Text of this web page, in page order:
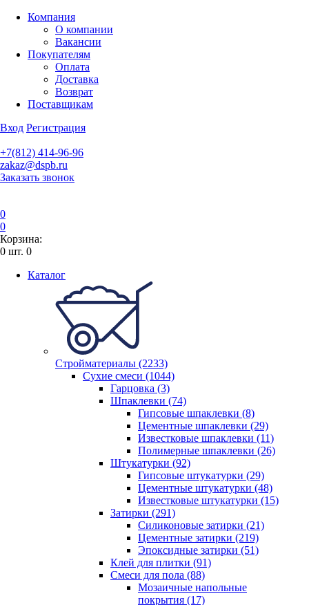
Компания
О компании
Вакансии
Покупателям
Оплата
Доставка
Возврат
Поставщикам
Вход Регистрация
+7(812) 414-96-96
zakaz@dspb.ru
Заказать звонок
0
0
Корзина:
0 шт. 0
Каталог
Стройматериалы (2233)
Сухие смеси (1044)
Гарцовка (3)
Шпаклевки (74)
Гипсовые шпаклевки (8)
Цементные шпаклевки (29)
Известковые шпаклевки (11)
Полимерные шпаклевки (26)
Штукатурки (92)
Гипсовые штукатурки (29)
Цементные штукатурки (48)
Известковые штукатурки (15)
Затирки (291)
Силиконовые затирки (21)
Цементные затирки (219)
Эпоксидные затирки (51)
Клей для плитки (91)
Смеси для пола (88)
Мозаичные напольные
покрытия (17)